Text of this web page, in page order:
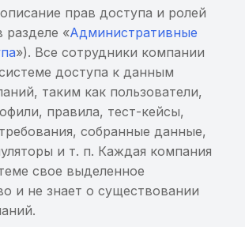
Системы
AppScreener
Интеграция с
Oversecured
Интеграция с RuStore
Интеграция с Google
Интеграция с App
информации
Хранение ключей/
сертификатов
Анализ разрешений
Вывод sensitive-
информации в
системный лог
Небезопасная
конфигурация App
Transport Security
Приложение не
использует функции
защиты от
Наличие скриптов
прав доступа и ролей
разделе «Административные
»). Все сотрудники компании
доступа к данным
таким как пользователи,
правила, тест-кейсы,
собранные данные,
и т. п. Каждая компания
свое выделенное
и не знает о существовании